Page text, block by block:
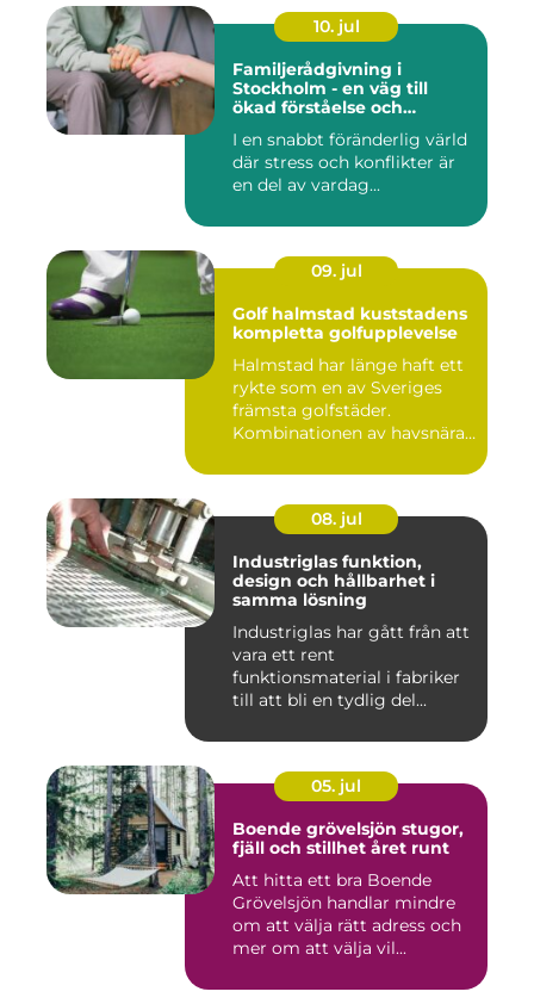
10. jul
Familjerådgivning i
Stockholm - en väg till
ökad förståelse och
I en snabbt föränderlig värld
där stress och konflikter är
en del av vardag...
09. jul
Golf halmstad kuststadens
kompletta golfupplevelse
Halmstad har länge haft ett
rykte som en av Sveriges
främsta golfstäder.
Kombinationen av havsnära
08. jul
Industriglas funktion,
design och hållbarhet i
samma lösning
Industriglas har gått från att
vara ett rent
funktionsmaterial i fabriker
till att bli en tydlig del...
05. jul
Boende grövelsjön stugor,
fjäll och stillhet året runt
Att hitta ett bra Boende
Grövelsjön handlar mindre
om att välja rätt adress och
mer om att välja vil...